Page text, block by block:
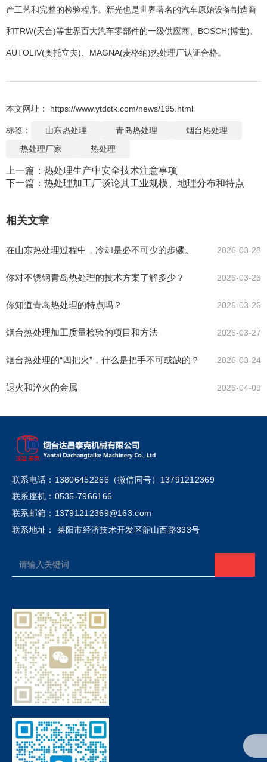
产工艺和完整的检验程序。新光也是世界著名的汽车原始设备制造商
和TRW(天合)等世界百大汽车零部件的一级供应商、BOSCH(博世)、
AUTOLIV(奥托立夫)、MAGNA(麦格纳)热处理厂认证合格。
本文网址： https://www.ytdctk.com/news/195.html
标签： 山东热处理 青岛热处理
烟台热处理
热处理厂家
热处理
上一篇： 热处理生产中安全技术注意事项
下一篇： 热处理加工厂谈论其工业规模、地理分布和特点
相关文章
2026-03-28
在山东热处理过程中，冷却是必不可少的步骤。
2026-03-25
你对不锈钢青岛热处理的技术方案了解多少？
2026-03-26
你知道青岛热处理的特点吗？
2026-03-27
烟台热处理加工质量检验的项目和方法
2026-03-24
烟台热处理的“四把火”，什么是把手不可或缺的？
2026-04-09
退火和淬火的金属
联系电话：13806452266（微信同号）13791212369
联系座机：0535-7966166
联系邮箱：13791212369@163.com
联系地址： 莱阳市经济技术开发区韶山西路333号